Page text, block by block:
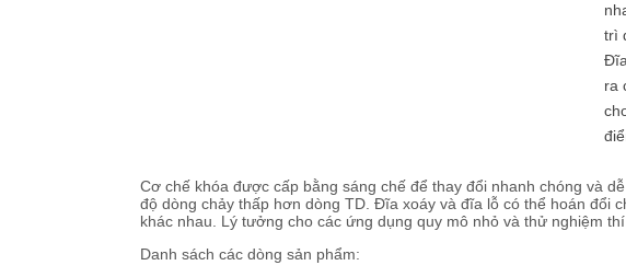
trì
ra
Cơ chế khóa được cấp bằng sáng chế để thay đổi nhanh chóng và
độ dòng chảy thấp hơn dòng TD. Đĩa xoáy và đĩa lỗ có thể hoán đổi
khác nhau. Lý tưởng cho các ứng dụng quy mô nhỏ và thử nghiệm
Danh sách các dòng sản phẩm: